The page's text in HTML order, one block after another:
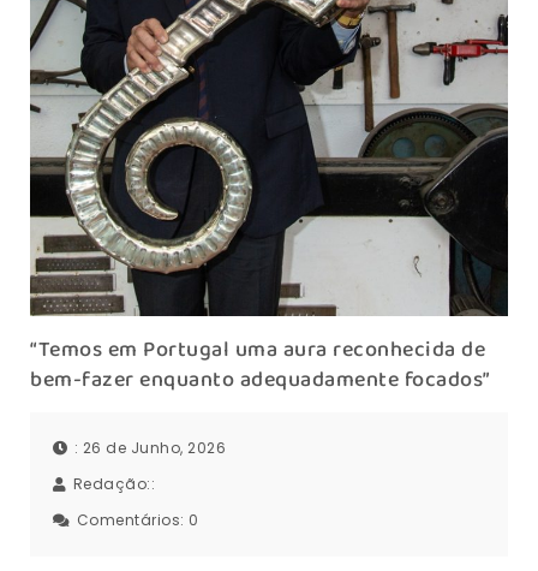
“Temos em Portugal uma aura reconhecida de
bem-fazer enquanto adequadamente focados”
: 26 de Junho, 2026
Redação::
Comentários: 0